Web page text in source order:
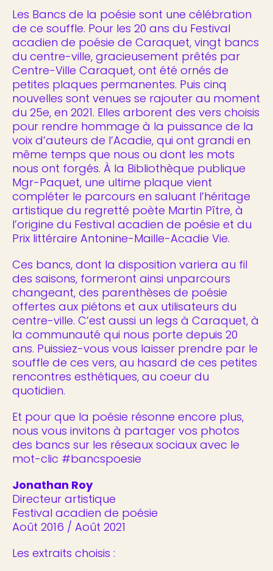
Les Bancs de la poésie sont une célébration
de ce souffle. Pour les 20 ans du Festival
acadien de poésie de Caraquet, vingt bancs
du centre-ville, gracieusement prêtés par
Centre-Ville Caraquet, ont été ornés de
petites plaques permanentes. Puis cinq
nouvelles sont venues se rajouter au moment
du 25e, en 2021. Elles arborent des vers choisis
pour rendre hommage à la puissance de la
voix d’auteurs de l’Acadie, qui ont grandi en
même temps que nous ou dont les mots
nous ont forgés. À la Bibliothèque publique
Mgr-Paquet, une ultime plaque vient
compléter le parcours en saluant l’héritage
artistique du regretté poète Martin Pître, à
l’origine du Festival acadien de poésie et du
Prix littéraire Antonine-Maille-Acadie Vie.
Ces bancs, dont la disposition variera au fil
des saisons, formeront ainsi unparcours
changeant, des parenthèses de poésie
offertes aux piétons et aux utilisateurs du
centre-ville. C’est aussi un legs à Caraquet, à
la communauté qui nous porte depuis 20
ans. Puissiez-vous vous laisser prendre par le
souffle de ces vers, au hasard de ces petites
rencontres esthétiques, au coeur du
quotidien.
Et pour que la poésie résonne encore plus,
nous vous invitons à partager vos photos
des bancs sur les réseaux sociaux avec le
mot-clic #bancspoesie
Jonathan Roy
Directeur artistique
Festival acadien de poésie
Août 2016 / Août 2021
Les extraits choisis :